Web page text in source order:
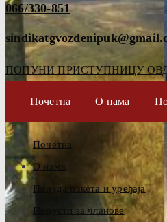
066/330-851
ПОПУНИ ПРИСТУПНИЦУ
Почетна О нама
Почетна
О нама
Понуда пакета и уређаја
Попусти за чланове